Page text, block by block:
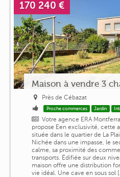
170 240 €
Maison à vendre 3
Près de Cébazat
Proche commerces Jardin
Votre agence ERA
propose Een exclusivité, cette
située dans le quartier de La
Nichée dans une impasse, le
calme, sa proximité des
transports. Édifiée sur deux
maison offre une distribution
vie idéal. Une cave en sous sol